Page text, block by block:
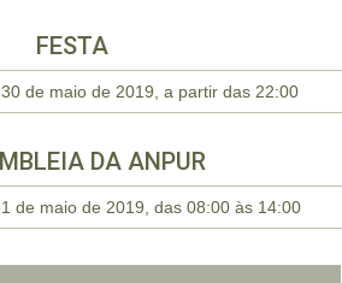
FESTA
de maio de 2019, a partir das 22:00
DA ANPUR
de maio de 2019, das 08:00 às 14:00